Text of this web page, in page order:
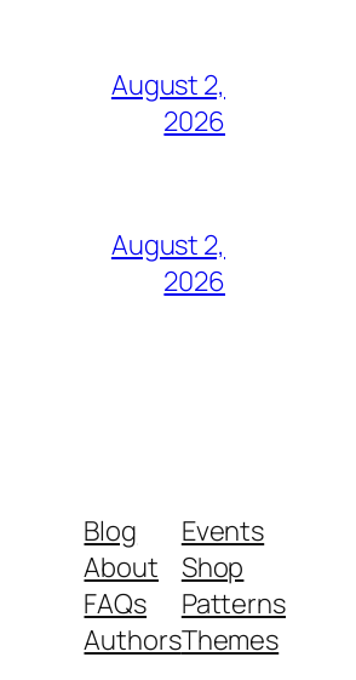
August 2,
2026
August 2,
2026
Blog
About
FAQs
Authors
Events
Shop
Patterns
Themes